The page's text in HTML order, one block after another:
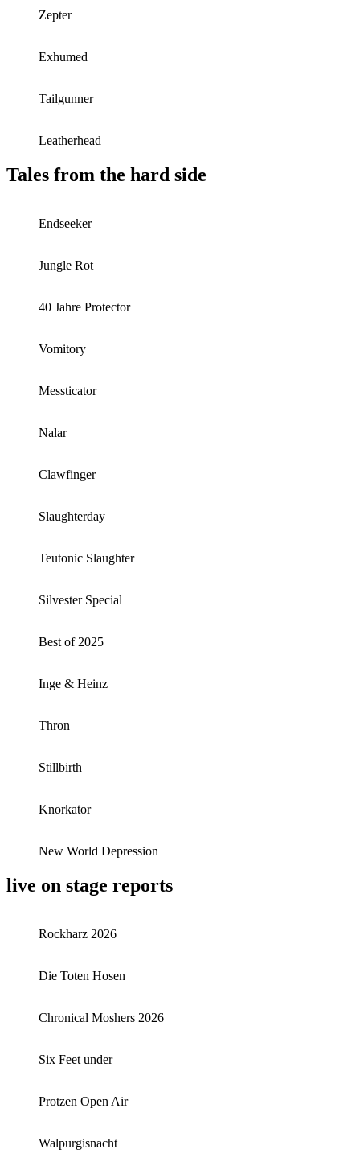
Zepter
Exhumed
Tailgunner
Leatherhead
Tales from the hard side
Endseeker
Jungle Rot
40 Jahre Protector
Vomitory
Messticator
Nalar
Clawfinger
Slaughterday
Teutonic Slaughter
Silvester Special
Best of 2025
Inge & Heinz
Thron
Stillbirth
Knorkator
New World Depression
live on stage reports
Rockharz 2026
Die Toten Hosen
Chronical Moshers 2026
Six Feet under
Protzen Open Air
Walpurgisnacht